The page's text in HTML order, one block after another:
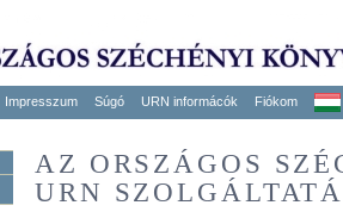
Impresszum Súgó URN informácók Fiókom
AZ ORSZÁGOS
URN